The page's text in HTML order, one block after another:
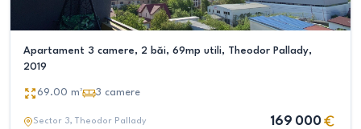
Apartament 3 camere, 2 băi, 69mp utili, Theodor Pallady,
2019
69.00 m² 3 camere
Sector 3, Theodor Pallady 169 000